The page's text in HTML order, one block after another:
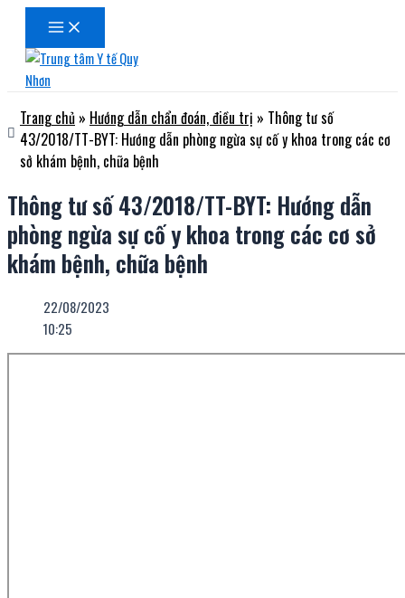
Nhảy
dung
Main
Menu
Trang chủ » Hướng dẫn chẩn đoán, điều trị » Thông tư số
43/2018/TT-BYT: Hướng dẫn phòng ngừa sự cố y khoa trong các cơ
sở khám bệnh, chữa bệnh
Thông tư số 43/2018/TT-BYT: Hướng dẫn
phòng ngừa sự cố y khoa trong các cơ sở
khám bệnh, chữa bệnh
22/08/2023
10:25